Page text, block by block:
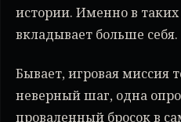
истории. Именно в
вкладывает больше себя.
Бывает, игровая миссия
неверный шаг, одна
проваленный бросок в